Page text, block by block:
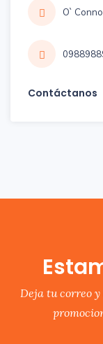
O`
Contáctanos
Deja tu correo